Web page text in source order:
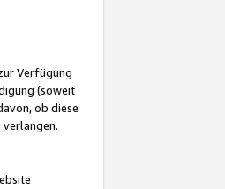
Verfügung
(soweit
ob diese
verlangen.